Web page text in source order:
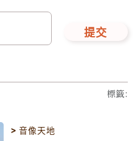
提交
標籤:
>音像天地